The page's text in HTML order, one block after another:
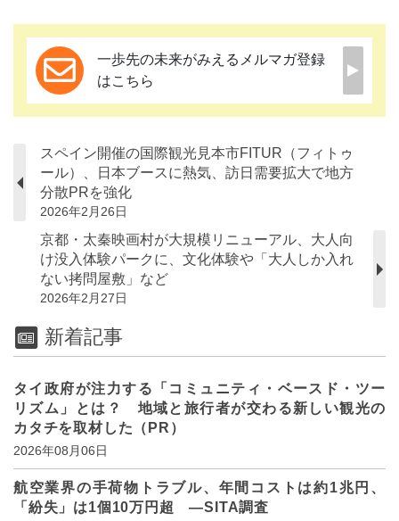
一歩先の未来がみえるメルマガ登録
はこちら
スペイン開催の国際観光見本市FITUR（フィトゥ
ール）、日本ブースに熱気、訪日需要拡大で地方
分散PRを強化
2026年2月26日
京都・太秦映画村が大規模リニューアル、大人向
け没入体験パークに、文化体験や「大人しか入れ
ない拷問屋敷」など
2026年2月27日
新着記事
タイ政府が注力する「コミュニティ・ベースド・ツー
リズム」とは？ 地域と旅行者が交わる新しい観光の
カタチを取材した（PR）
2026年08月06日
航空業界の手荷物トラブル、年間コストは約1兆円、
「紛失」は1個10万円超 ―SITA調査